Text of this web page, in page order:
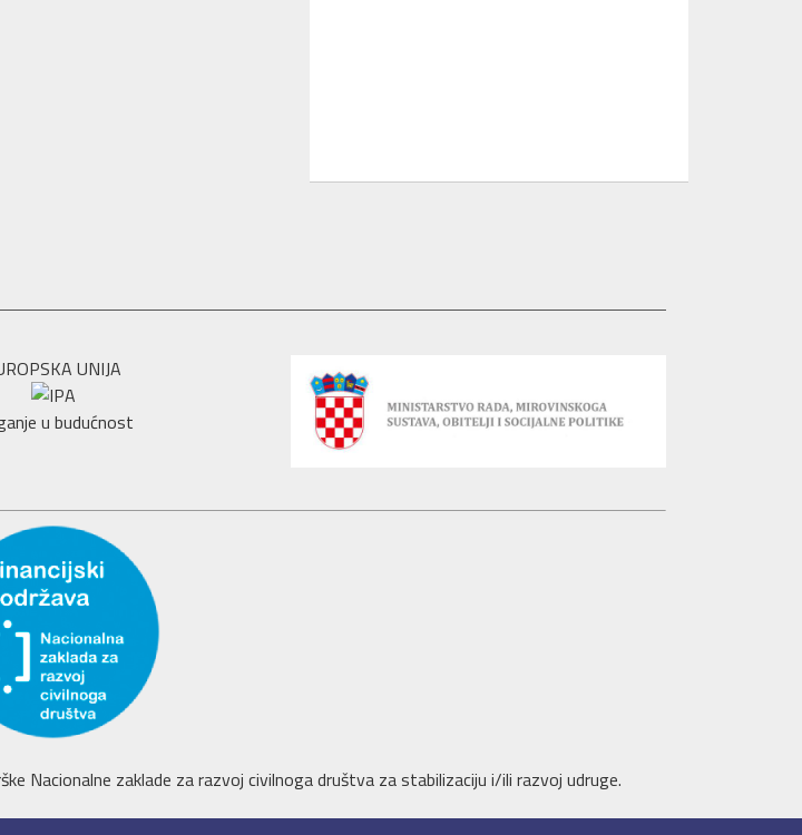
UNIJA
u budućnost
Nacionalne zaklade za razvoj civilnoga društva za stabilizaciju i/ili razvoj udruge.